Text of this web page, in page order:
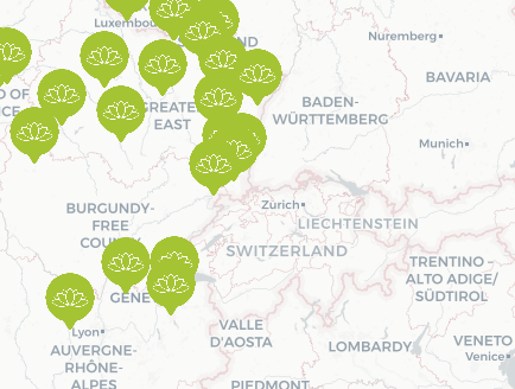
Prendre rendez-vous